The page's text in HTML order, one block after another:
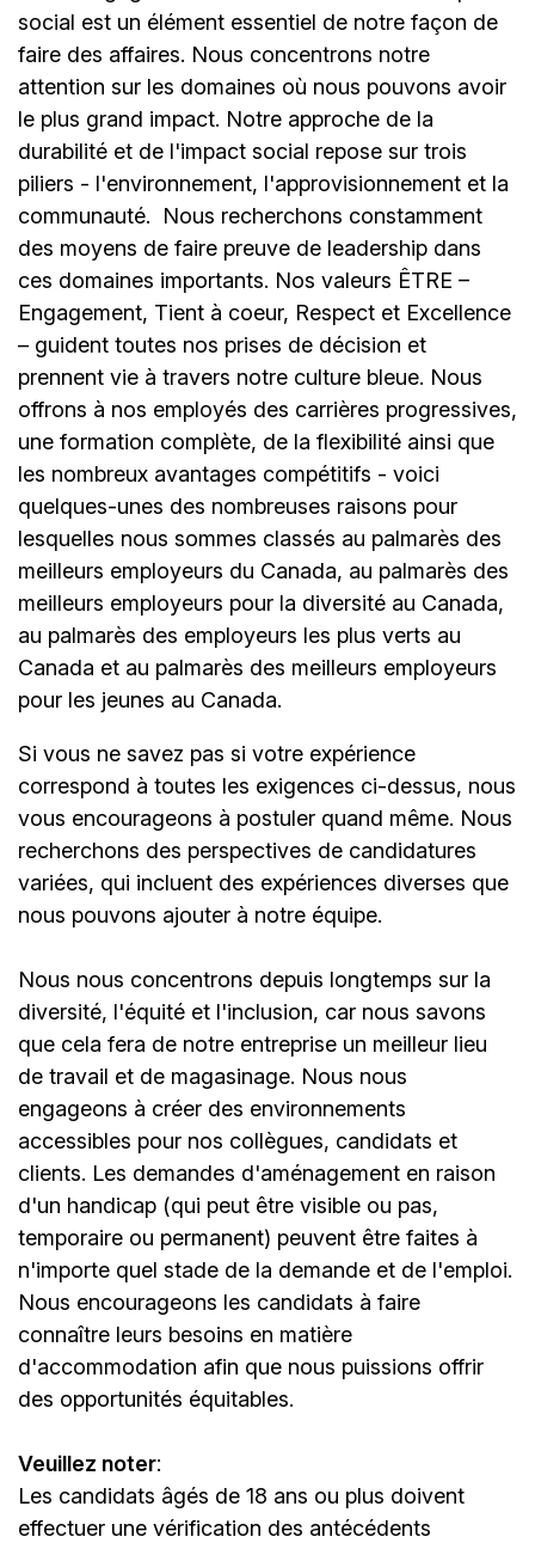
social est un élément essentiel de notre façon de
faire des affaires. Nous concentrons notre
attention sur les domaines où nous pouvons avoir
le plus grand impact. Notre approche de la
durabilité et de l'impact social repose sur trois
piliers - l'environnement, l'approvisionnement et la
communauté.
Nous recherchons constamment
des moyens de faire preuve de leadership dans
ces domaines importants. Nos valeurs ÊTRE –
Engagement, Tient à coeur, Respect et Excellence
– guident toutes nos prises de décision et
prennent vie à travers notre culture bleue. Nous
offrons à nos employés des carrières progressives,
une formation complète, de la flexibilité ainsi que
les nombreux avantages compétitifs - voici
quelques-unes des nombreuses raisons pour
lesquelles nous sommes classés au palmarès des
meilleurs employeurs du Canada, au palmarès des
meilleurs employeurs pour la diversité au Canada,
au palmarès des employeurs les plus verts au
Canada et au palmarès des meilleurs employeurs
pour les jeunes au Canada.
Si vous ne savez pas si votre expérience
correspond à toutes les exigences ci-dessus, nous
vous encourageons à postuler quand même. Nous
recherchons des perspectives de candidatures
variées, qui incluent des expériences diverses que
nous pouvons ajouter à notre équipe.
Nous nous concentrons depuis longtemps sur la
diversité, l'équité et l'inclusion, car nous savons
que cela fera de notre entreprise un meilleur lieu
de travail et de magasinage. Nous nous
engageons à créer des environnements
accessibles pour nos collègues, candidats et
clients. Les demandes d'aménagement en raison
d'un handicap (qui peut être visible ou pas,
temporaire ou permanent) peuvent être faites à
n'importe quel stade de la demande et de l'emploi.
Nous encourageons les candidats à faire
connaître leurs besoins en matière
d'accommodation afin que nous puissions offrir
des opportunités équitables.
Veuillez noter:
Les candidats âgés de 18 ans ou plus doivent
effectuer une vérification des antécédents